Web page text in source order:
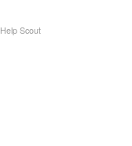
Help Scout